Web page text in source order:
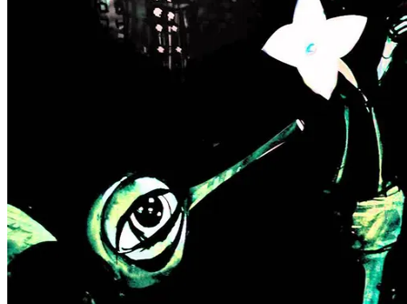
Pagina externă Pagina externă
Pagina externă